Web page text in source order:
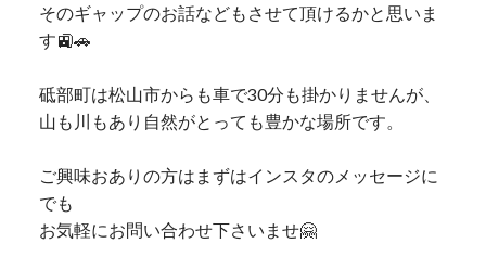
そのギャップのお話などもさせて頂けるかと思いま
す🚉🚗
砥部町は松山市からも車で30分も掛かりませんが、
山も川もあり自然がとっても豊かな場所です。
ご興味おありの方はまずはインスタのメッセージに
でも
お気軽にお問い合わせ下さいませ🤗